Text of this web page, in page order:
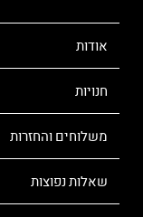
אודות
חנויות
משלוחים והחזרות
שאלות נפוצות